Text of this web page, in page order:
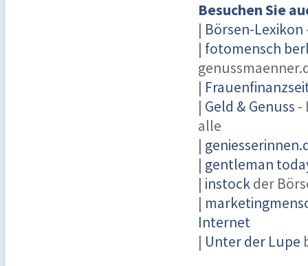
Besuchen Sie
| Börsen-Lexikon
| fotomensch
|
| Geld & Genuss -
alle
|
| gentleman
| instockder
|
Internet
| Unter der Lupe